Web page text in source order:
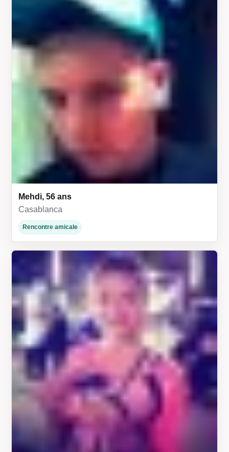
Mehdi, 56 ans
Casablanca
Rencontre amicale